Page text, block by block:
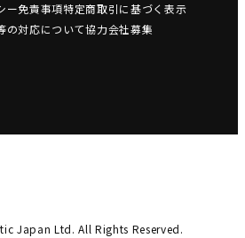
ー免責事項特定商取引に基づく表示
の対応について協力会社募集
Japan Ltd. All Rights Reserved.